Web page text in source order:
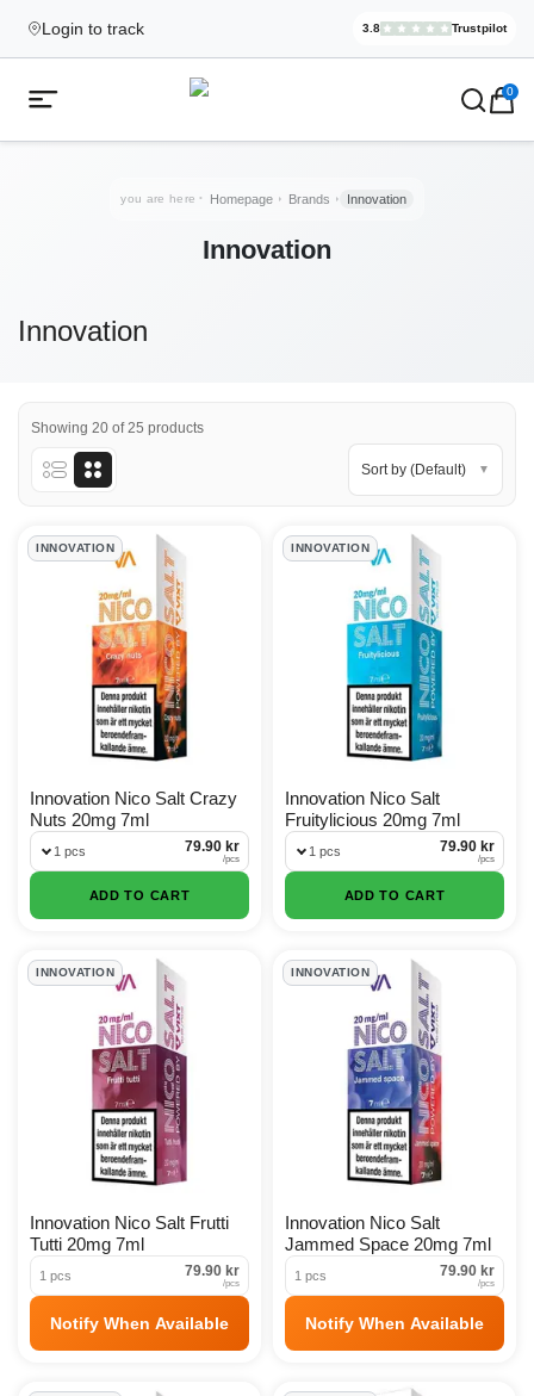
Login to track
Elekcig.se
3.8 Trustpilot
,3,071
Open mobile menu
Ecigg → Köp e-cigarett och 0
you are here Homepage Brands Innovation
Innovation
Innovation
Showing 20 of 25 products
Sort by (Default) ▼
Innovation Products
INNOVATION
Innovation Nico Salt Crazy
Nuts 20mg 7ml
1 pcs 79.90 kr
/pcs
ADD TO CART
INNOVATION
Innovation Nico Salt
Fruitylicious 20mg 7ml
1 pcs 79.90 kr
/pcs
ADD TO CART
INNOVATION
Innovation Nico Salt Frutti
Tutti 20mg 7ml
1 pcs 79.90 kr
/pcs
Notify When Available
INNOVATION
Innovation Nico Salt
Jammed Space 20mg 7ml
1 pcs 79.90 kr
/pcs
Notify When Available